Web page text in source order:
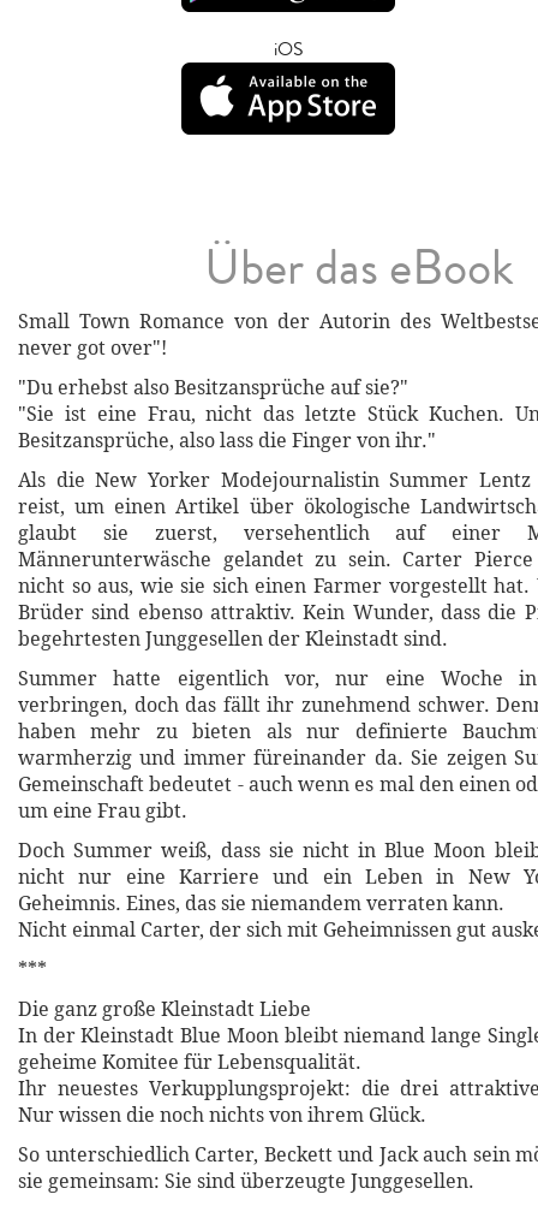
iOS
Über das eBook
Small Town Romance von der Autorin des
never got over"!
"Du erhebst also Besitzansprüche auf sie?"
"Sie ist eine Frau, nicht das letzte Stück Kuchen.
Besitzansprüche, also lass die Finger von ihr."
Als die New Yorker Modejournalistin Summer
reist, um einen Artikel über ökologische
glaubt sie zuerst, versehentlich auf einer
Männerunterwäsche gelandet zu sein. Carter
nicht so aus, wie sie sich einen Farmer vorgestellt hat.
Brüder sind ebenso attraktiv. Kein Wunder, dass die
begehrtesten Junggesellen der Kleinstadt sind.
Summer hatte eigentlich vor, nur eine Woche
verbringen, doch das fällt ihr zunehmend schwer.
haben mehr zu bieten als nur definierte
warmherzig und immer füreinander da. Sie zeigen
Gemeinschaft bedeutet - auch wenn es mal den einen
um eine Frau gibt.
Doch Summer weiß, dass sie nicht in Blue Moon
nicht nur eine Karriere und ein Leben in New
Geheimnis. Eines, das sie niemandem verraten kann.
Nicht einmal Carter, der sich mit Geheimnissen gut
***
Die ganz große Kleinstadt Liebe
In der Kleinstadt Blue Moon bleibt niemand lange
geheime Komitee für Lebensqualität.
Ihr neuestes Verkupplungsprojekt: die drei
Nur wissen die noch nichts von ihrem Glück.
So unterschiedlich Carter, Beckett und Jack auch sein
sie gemeinsam: Sie sind überzeugte Junggesellen.